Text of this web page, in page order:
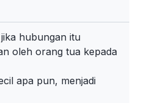
hubungan itu
oleh orang tua kepada
apa pun, menjadi